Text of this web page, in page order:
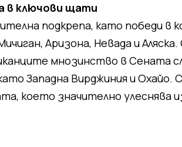
в ключови щати
подкрепа, като победи
Аризона, Невада и
мнозинство в Сената
Западна Вирджиния и Охайо.
което значително улеснява